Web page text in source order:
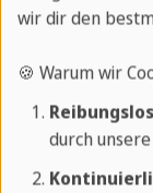
Freizeit
Ihr
Abenteuer
Das Hotel
wir dir den
🍪 Warum wir
durch